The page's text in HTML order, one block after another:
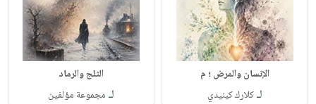
الإنسان والمرض ؛ م
لـكلارك كينيدي
الثلج والرماد
لـ مجموعة مؤلفين